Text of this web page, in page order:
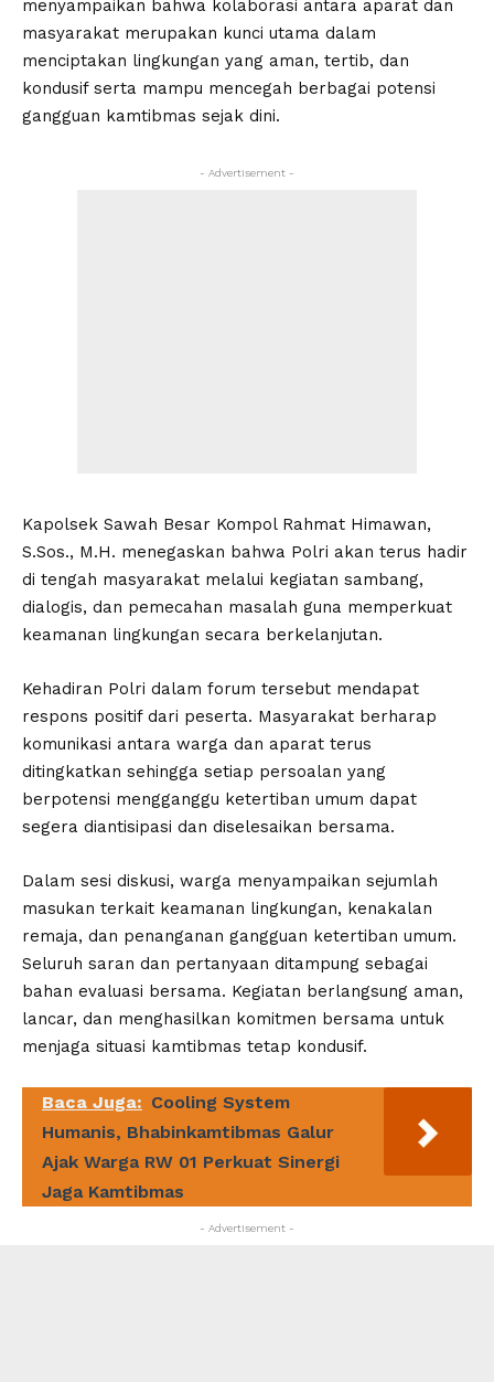
menyampaikan bahwa kolaborasi antara aparat dan
masyarakat merupakan kunci utama dalam
menciptakan lingkungan yang aman, tertib, dan
kondusif serta mampu mencegah berbagai potensi
gangguan kamtibmas sejak dini.
- Advertisement -
Kapolsek Sawah Besar Kompol Rahmat Himawan,
S.Sos., M.H. menegaskan bahwa Polri akan terus hadir
di tengah masyarakat melalui kegiatan sambang,
dialogis, dan pemecahan masalah guna memperkuat
keamanan lingkungan secara berkelanjutan.
Kehadiran Polri dalam forum tersebut mendapat
respons positif dari peserta. Masyarakat berharap
komunikasi antara warga dan aparat terus
ditingkatkan sehingga setiap persoalan yang
berpotensi mengganggu ketertiban umum dapat
segera diantisipasi dan diselesaikan bersama.
Dalam sesi diskusi, warga menyampaikan sejumlah
masukan terkait keamanan lingkungan, kenakalan
remaja, dan penanganan gangguan ketertiban umum.
Seluruh saran dan pertanyaan ditampung sebagai
bahan evaluasi bersama. Kegiatan berlangsung aman,
lancar, dan menghasilkan komitmen bersama untuk
menjaga situasi kamtibmas tetap kondusif.
Baca Juga: Cooling System
Humanis, Bhabinkamtibmas Galur
Ajak Warga RW 01 Perkuat Sinergi
Jaga Kamtibmas
- Advertisement -